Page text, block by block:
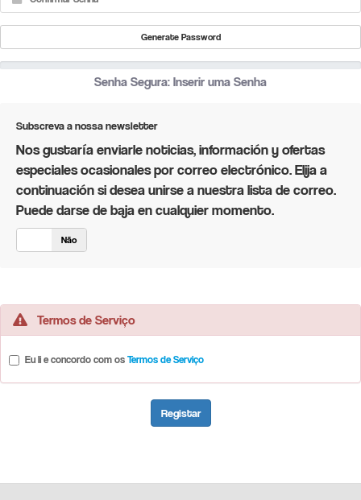
Generate Password
Senha Segura: Inserir uma Senha
Subscreva a nossa newsletter
Nos gustaría enviarle noticias, información y ofertas
especiales ocasionales por correo electrónico. Elija a
continuación si desea unirse a nuestra lista de correo.
Puede darse de baja en cualquier momento.
Não
Termos de Serviço
Eu li e concordo com osTermos de Serviço